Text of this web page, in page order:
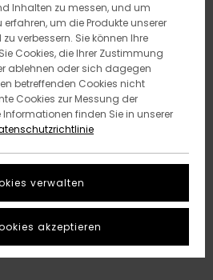
Inhalten zu messen, und um
um die Produkte unserer
verbessern. Sie können Ihre
Cookies, die Ihrer Zustimmung
ablehnen oder sich dagegen
betreffenden Cookies nicht
Cookies zur Messung der
Informationen finden Sie in unserer
verwalten
akzeptieren